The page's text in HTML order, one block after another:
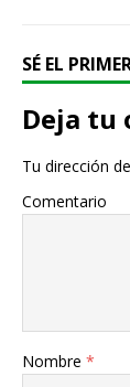
SÉ EL
Deja tu
Tu dirección
Comentario
Nombre *